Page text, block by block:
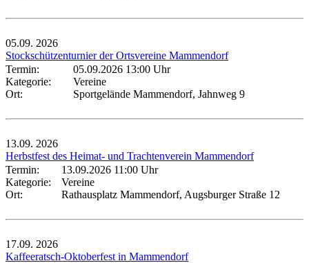
05.09. 2026
Stockschützenturnier der Ortsvereine Mammendorf
Termin:
05.09.2026 13:00 Uhr
Kategorie:
Vereine
Ort:
Sportgelände Mammendorf, Jahnweg 9
13.09. 2026
Herbstfest des Heimat- und Trachtenverein Mammendorf
Termin:
13.09.2026 11:00 Uhr
Kategorie:
Vereine
Ort:
Rathausplatz Mammendorf, Augsburger Straße 12
17.09. 2026
Kaffeeratsch-Oktoberfest in Mammendorf